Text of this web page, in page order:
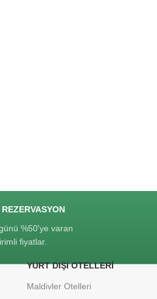
%50'ye varan
fiyatlar.
YURT DIŞI OTELLERI
Maldivler Otelleri